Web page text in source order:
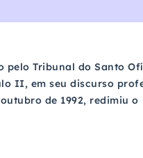
Tribunal do Santo
II, em seu discurso
de 1992, redimiu o